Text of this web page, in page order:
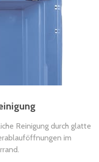
Reinigung durch glatte
im